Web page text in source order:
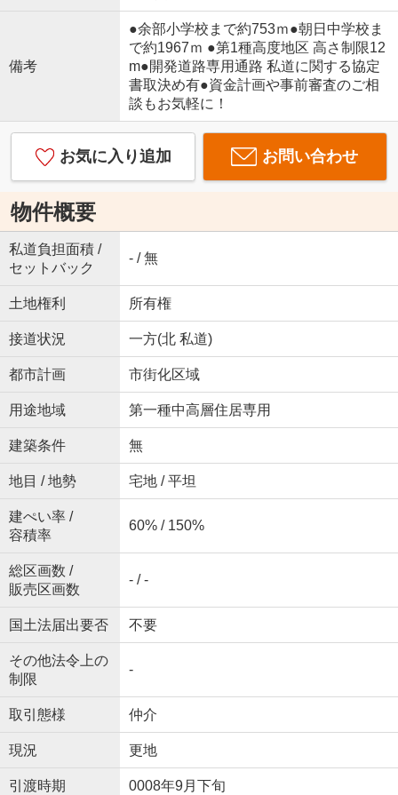
備考
●余部小学校まで約753ｍ●朝日中学校ま
で約1967ｍ ●第1種高度地区 高さ制限12
m●開発道路専用通路 私道に関する協定
書取決め有●資金計画や事前審査のご相
談もお気軽に！
お気に入り追加 お問い合わせ
物件概要
私道負担面積 /
セットバック
- / 無
土地権利 所有権
接道状況 一方(北 私道)
都市計画 市街化区域
用途地域 第一種中高層住居専用
建築条件 無
地目 / 地勢 宅地 / 平坦
建ぺい率 /
容積率
60% / 150%
総区画数 /
販売区画数
- / -
国土法届出要否 不要
その他法令上の
制限
-
取引態様 仲介
現況 更地
引渡時期 0008年9月下旬